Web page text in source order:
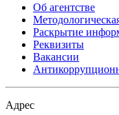
Об агентстве
Раскрытие
Реквизиты
Вакансии
Адрес